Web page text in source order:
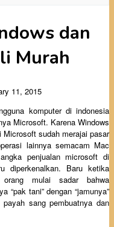
dan
Murah
11, 2015
komputer di indonesia
Microsoft. Karena Windows
sudah merajai pasar
lainnya semacam Mac
penjualan microsoft di
diperkenalkan. Baru ketika
orang mulai sadar bahwa
“pak tani” dengan “jamunya”
sang pembuatnya dan